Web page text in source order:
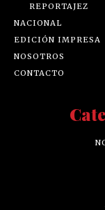
REPORTAJEZ
NACIONAL
EDICIÓN IMPRESA
NOSOTROS
CONTACTO